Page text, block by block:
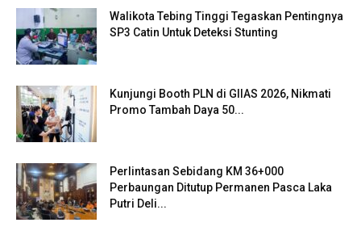
Walikota Tebing Tinggi Tegaskan Pentingnya
SP3 Catin Untuk Deteksi Stunting
Kunjungi Booth PLN di GIIAS 2026, Nikmati
Promo Tambah Daya 50...
Perlintasan Sebidang KM 36+000
Perbaungan Ditutup Permanen Pasca Laka
Putri Deli...